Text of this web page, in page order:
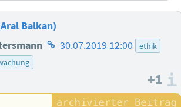
Balkan)
Homepage
30.07.2019 12:00
ethik
+1